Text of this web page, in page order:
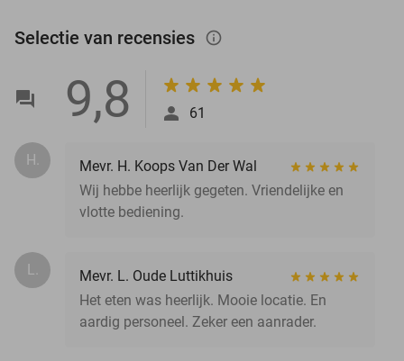
Selectie van recensies info_outlined
9,8 61
H.
Mevr. H. Koops Van Der Wal
Wij hebbe heerlijk gegeten. Vriendelijke en
vlotte bediening.
L.
Mevr. L. Oude Luttikhuis
Het eten was heerlijk. Mooie locatie. En
aardig personeel. Zeker een aanrader.